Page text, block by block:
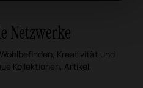
Netzwerke
Kreativität und
Kollektionen, Artikel,